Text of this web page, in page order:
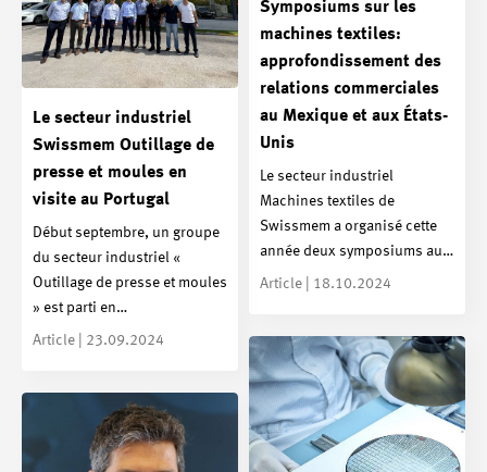
Symposiums sur les
machines textiles:
approfondissement des
relations commerciales
au Mexique et aux États-
Unis
Le secteur industriel
Machines textiles de
Swissmem a organisé cette
année deux symposiums au…
Article | 18.10.2024
Le secteur industriel
Swissmem Outillage de
presse et moules en
visite au Portugal
Début septembre, un groupe
du secteur industriel «
Outillage de presse et moules
» est parti en…
Article | 23.09.2024